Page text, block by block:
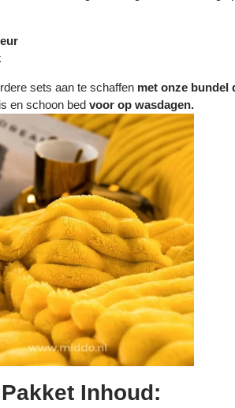
sets aan te schaffen met onze bundel
en schoon bed voor op wasdagen.
Inhoud: